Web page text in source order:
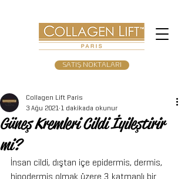
SATIŞ NOKTALARI
Güneş Kremleri Cildi İyileştirir
mi?
Collagen Lift Paris
3 Ağu 2021 1 dakikada okunur
İnsan cildi, dıştan içe epidermis, dermis,
hipodermis olmak üzere 3 katmanlı bir